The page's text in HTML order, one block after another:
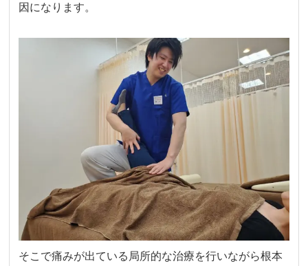
因になります。
そこで痛みが出ている局所的な治療を行いながら根本